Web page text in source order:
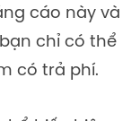
cáo này và
chỉ có thể
có trả phí.